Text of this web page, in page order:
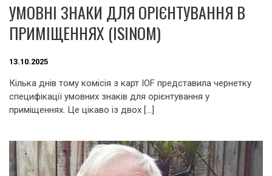
УМОВНІ ЗНАКИ ДЛЯ ОРІЄНТУВАННЯ В
ПРИМІЩЕННЯХ (ISINOM)
13.10.2025
Кілька днів тому комісія з карт IOF представила чернетку
специфікації умовних знаків для орієнтування у
приміщеннях. Це цікаво із двох […]